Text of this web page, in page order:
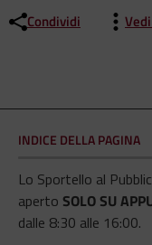
Condividi
INDICE DELLA PAGINA
Lo Sportello al
aperto SOLO SU
dalle 8:30 alle 16:00.